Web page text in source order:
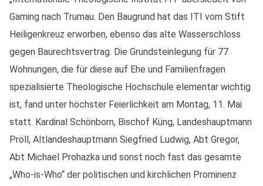
Gaming nach Trumau. Den Baugrund hat das ITI vom Stift
Heiligenkreuz erworben, ebenso das alte Wasserschloss
gegen Baurechtsvertrag. Die Grundsteinlegung für 77
Wohnungen, die für diese auf Ehe und Familienfragen
spezialisierte Theologische Hochschule elementar wichtig
ist, fand unter höchster Feierlichkeit am Montag, 11. Mai
statt. Kardinal Schönborn, Bischof Küng, Landeshauptmann
Pröll, Altlandeshauptmann Siegfried Ludwig, Abt Gregor,
Abt Michael Prohazka und sonst noch fast das gesamte
„Who-is-Who“ der politischen und kirchlichen Prominenz